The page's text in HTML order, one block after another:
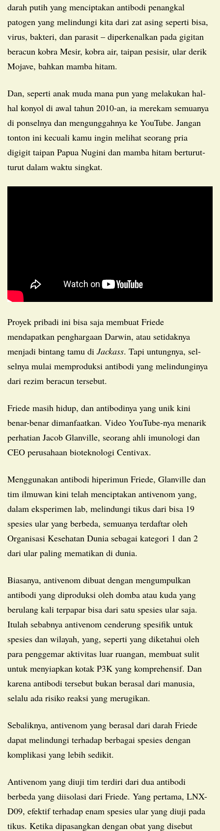
darah putih yang menciptakan antibodi penangkal
patogen yang melindungi kita dari zat asing seperti bisa,
virus, bakteri, dan parasit – diperkenalkan pada gigitan
beracun kobra Mesir, kobra air, taipan pesisir, ular derik
Mojave, bahkan mamba hitam.
Dan, seperti anak muda mana pun yang melakukan hal-
hal konyol di awal tahun 2010-an, ia merekam semuanya
di ponselnya dan mengunggahnya ke YouTube. Jangan
tonton ini kecuali kamu ingin melihat seorang pria
digigit taipan Papua Nugini dan mamba hitam berturut-
turut dalam waktu singkat.
Proyek pribadi ini bisa saja membuat Friede
mendapatkan penghargaan Darwin, atau setidaknya
menjadi bintang tamu di Jackass. Tapi untungnya, sel-
selnya mulai memproduksi antibodi yang melindunginya
dari rezim beracun tersebut.
Friede masih hidup, dan antibodinya yang unik kini
benar-benar dimanfaatkan. Video YouTube-nya menarik
perhatian Jacob Glanville, seorang ahli imunologi dan
CEO perusahaan bioteknologi Centivax.
Menggunakan antibodi hiperimun Friede, Glanville dan
tim ilmuwan kini telah menciptakan antivenom yang,
dalam eksperimen lab, melindungi tikus dari bisa 19
spesies ular yang berbeda, semuanya terdaftar oleh
Organisasi Kesehatan Dunia sebagai kategori 1 dan 2
dari ular paling mematikan di dunia.
Biasanya, antivenom dibuat dengan mengumpulkan
antibodi yang diproduksi oleh domba atau kuda yang
berulang kali terpapar bisa dari satu spesies ular saja.
Itulah sebabnya antivenom cenderung spesifik untuk
spesies dan wilayah, yang, seperti yang diketahui oleh
para penggemar aktivitas luar ruangan, membuat sulit
untuk menyiapkan kotak P3K yang komprehensif. Dan
karena antibodi tersebut bukan berasal dari manusia,
selalu ada risiko reaksi yang merugikan.
Sebaliknya, antivenom yang berasal dari darah Friede
dapat melindungi terhadap berbagai spesies dengan
komplikasi yang lebih sedikit.
Antivenom yang diuji tim terdiri dari dua antibodi
berbeda yang diisolasi dari Friede. Yang pertama, LNX-
D09, efektif terhadap enam spesies ular yang diuji pada
tikus. Ketika dipasangkan dengan obat yang disebut